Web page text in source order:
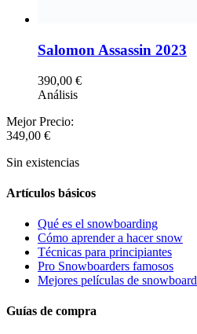
Salomon Assassin 2023
390,00 €
Análisis
Mejor Precio:
349,00 €
Sin existencias
Artículos básicos
Qué es el snowboarding
Cómo aprender a hacer snow
Técnicas para principiantes
Pro Snowboarders famosos
Mejores películas de snowboard
Guías de compra